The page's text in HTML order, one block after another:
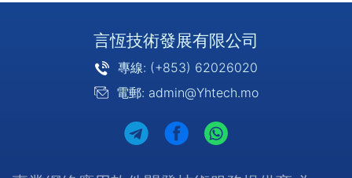
言恆技術發展有限公司
專線: (+853) 62026020
電郵: admin@Yhtech.mo